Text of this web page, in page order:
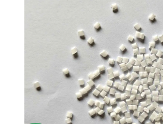
Polistirolo rinforzato
Visualizza altro >>